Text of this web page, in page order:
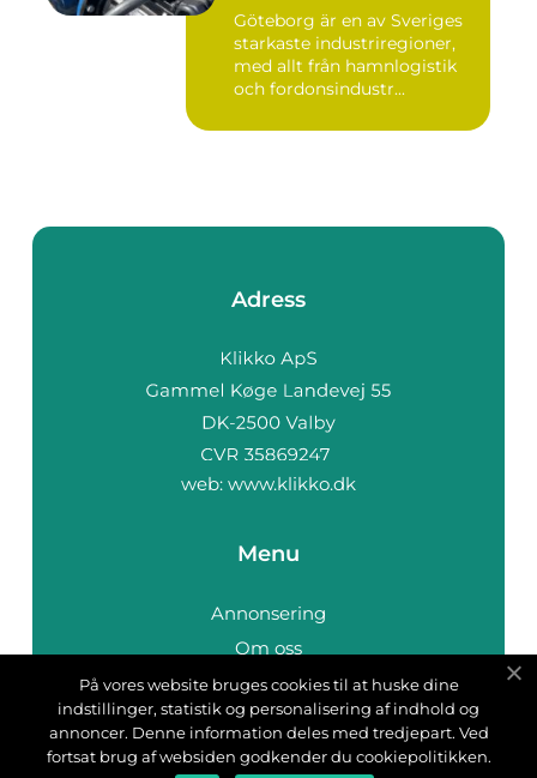
Göteborg är en av Sveriges
starkaste industriregioner,
med allt från hamnlogistik
och fordonsindustr...
Adress
web: www.klikko.dk
Menu
Annonsering
Om oss
Cookies
Kontakta oss
Sitemap
På vores website bruges cookies til at huske dine
indstillinger, statistik og personalisering af indhold og
annoncer. Denne information deles med tredjepart. Ved
fortsat brug af websiden godkender du cookiepolitikken.